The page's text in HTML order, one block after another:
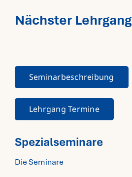
Nächster Lehrgang
Seminarbeschreibung
Lehrgang Termine
Spezialseminare
Die Seminare